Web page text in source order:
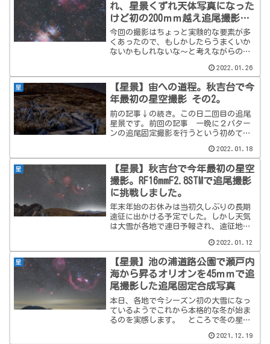
れ、星景くずれ天体写真になった
けど初の200ｍｍ越え追尾撮影も
完遂し、なぜかTwitterでイイね
をたくさんもらえた話
今回の撮影はちょっと実験的な要素が多
くあったので、もしかしたらうまくいか
ないかもしれないな～と考えながらの、
影でした。 そんな予測通り？お天気に
阻まれ思ったような結果にはならなかっ
たのですが、とりあえず撮...
2022.01.26
星
【星景】宙への道程。秋吉台で今
年最初の星空撮影 その2。
前の記事↓の続き。この日二回目の追尾
星景です。前回の記事 一晩に２パター
ンの追尾固定撮影を行うという初めての
パターン目は、思ったよりもRF16mmF4の
歪みが酷くて？コンポジットが上手くい
かなかったこと...
2022.01.18
星
【星景】秋吉台で今年最初の星空
撮影。RF16mmF2.8STMで追尾撮影
に挑戦しました。
年末年始のお休みは当初久しぶりの長期
遠征に出かける予定でした。しかし天気
は大雪が各地で連日予報され、遠征地で
た私は、残念ではありましたが、知らな
い土地で帰れなくなったり事故を起こす
リスクを考えて遠征を諦め...
2022.01.12
星
【星景】池の浦道路公園で瀬戸内
海から昇るオリオンを45ｍｍで追
尾撮影した追尾固定合成写真
本日、各地で今シーズン初の大雪になっ
ているようでこれから本格的な冬が始ま
るのを実感します。 ところで冬の星座
は12月には薄明終わりぐらいの時間帯に
2021.12.19